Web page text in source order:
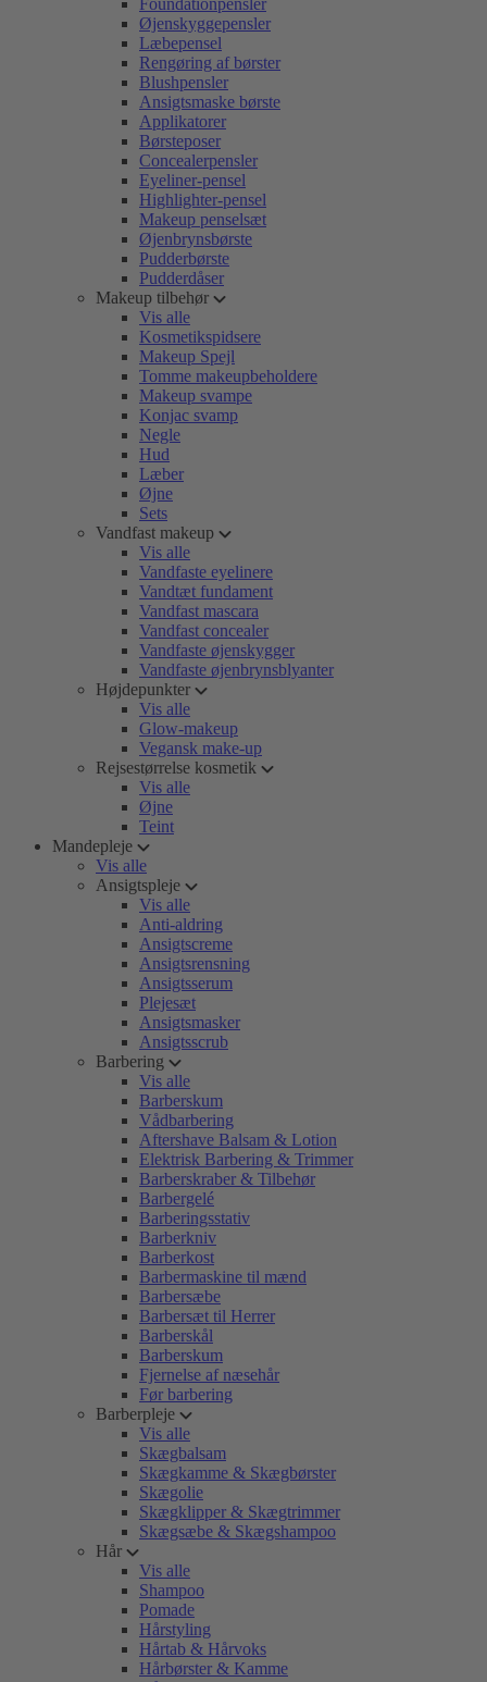
Foundationpensler
Øjenskyggepensler
Læbepensel
Rengøring af børster
Blushpensler
Ansigtsmaske børste
Applikatorer
Børsteposer
Concealerpensler
Eyeliner-pensel
Highlighter-pensel
Makeup penselsæt
Øjenbrynsbørste
Pudderbørste
Pudderdåser
Makeup tilbehør
Vis alle
Kosmetikspidsere
Makeup Spejl
Tomme makeupbeholdere
Makeup svampe
Konjac svamp
Negle
Hud
Læber
Øjne
Sets
Vandfast makeup
Vis alle
Vandfaste eyelinere
Vandtæt fundament
Vandfast mascara
Vandfast concealer
Vandfaste øjenskygger
Vandfaste øjenbrynsblyanter
Højdepunkter
Vis alle
Glow-makeup
Vegansk make-up
Rejsestørrelse kosmetik
Vis alle
Øjne
Teint
Mandepleje
Vis alle
Ansigtspleje
Vis alle
Anti-aldring
Ansigtscreme
Ansigtsrensning
Ansigtsserum
Plejesæt
Ansigtsmasker
Ansigtsscrub
Barbering
Vis alle
Barberskum
Vådbarbering
Aftershave Balsam & Lotion
Elektrisk Barbering & Trimmer
Barberskraber & Tilbehør
Barbergelé
Barberingsstativ
Barberkniv
Barberkost
Barbermaskine til mænd
Barbersæbe
Barbersæt til Herrer
Barberskål
Barberskum
Fjernelse af næsehår
Før barbering
Barberpleje
Vis alle
Skægbalsam
Skægkamme & Skægbørster
Skægolie
Skægklipper & Skægtrimmer
Skægsæbe & Skægshampoo
Hår
Vis alle
Shampoo
Pomade
Hårstyling
Hårtab & Hårvoks
Hårbørster & Kamme